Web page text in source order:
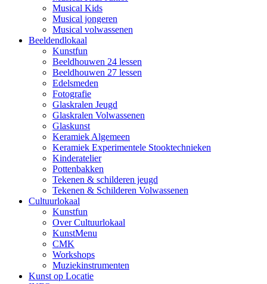
Musical Kids
Musical jongeren
Musical volwassenen
Beeldendlokaal
Kunstfun
Beeldhouwen 24 lessen
Beeldhouwen 27 lessen
Edelsmeden
Fotografie
Glaskralen Jeugd
Glaskralen Volwassenen
Glaskunst
Keramiek Algemeen
Keramiek Experimentele Stooktechnieken
Kinderatelier
Pottenbakken
Tekenen & schilderen jeugd
Tekenen & Schilderen Volwassenen
Cultuurlokaal
Kunstfun
Over Cultuurlokaal
KunstMenu
CMK
Workshops
Muziekinstrumenten
Kunst op Locatie